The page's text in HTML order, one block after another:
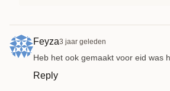
Feyza3 jaar geleden
Heb het ook gemaakt voor eid was
Reply